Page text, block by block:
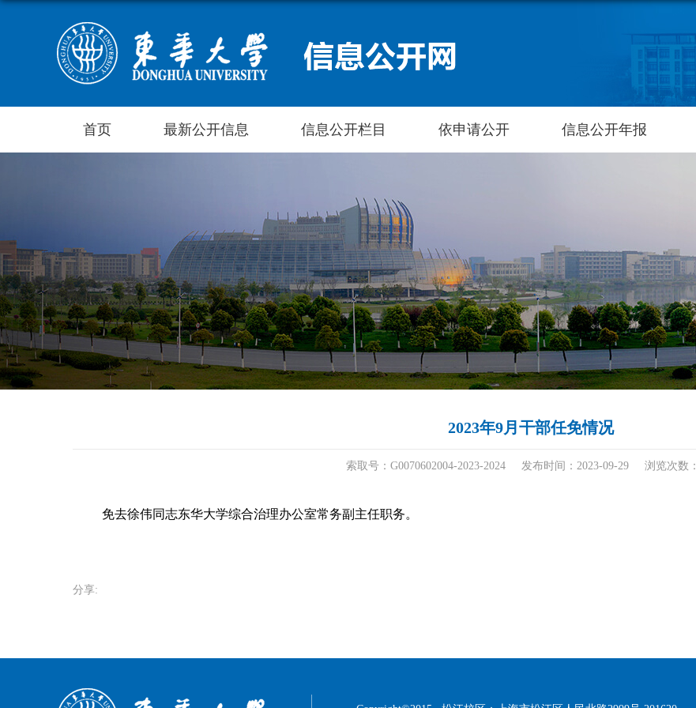
首页 最新公开信息 信息公开栏目 依申请公开 信息公开年报
2023年9月干部任免情况
索取号：G0070602004-2023-2024 发布时间：2023-09-29 浏览次数：
免去徐伟同志东华大学综合治理办公室常务副主任职务。
分享: